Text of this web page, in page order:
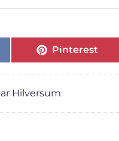
Pinterest
Hilversum